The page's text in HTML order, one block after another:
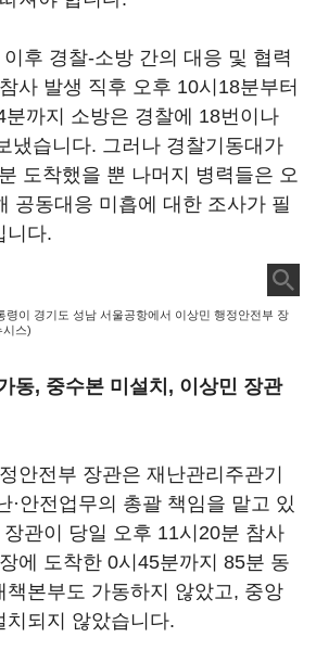
후 경찰-소방 간의 대응 및 협력
사 발생 직후 오후 10시18분부터
까지 소방은 경찰에 18번이나
냈습니다. 그러나 경찰기동대가
도착했을 뿐 나머지 병력들은 오
공동대응 미흡에 대한 조사가 필
니다.
령이 경기도 성남 서울공항에서 이상민 행정안전부 장
시스)
동, 중수본 미설치, 이상민 장관
안전부 장관은 재난관리주관기
·안전업무의 총괄 책임을 맡고 있
관이 당일 오후 11시20분 참사
에 도착한 0시45분까지 85분 동
책본부도 가동하지 않았고, 중앙
치되지 않았습니다.